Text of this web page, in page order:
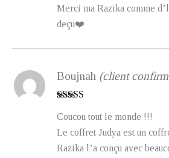
Merci ma Razika comme
deçu❤️
Boujnah (client
Coucou tout le monde !!!
Le coffret Judya est un
Razika l’a conçu avec